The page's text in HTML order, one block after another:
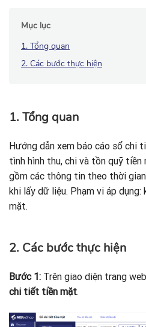
Mục lục
1. Tổng quan
2. Các bước thực hiện
1. Tổng quan
Hướng dẫn xem báo cáo sổ chi
tình hình thu, chi và tồn quỹ
gồm các thông tin theo thời
khi lấy dữ liệu. Phạm vi áp
mặt.
2. Các bước thực hiện
Bước 1: Trên giao diện trang
chi tiết tiền mặt.